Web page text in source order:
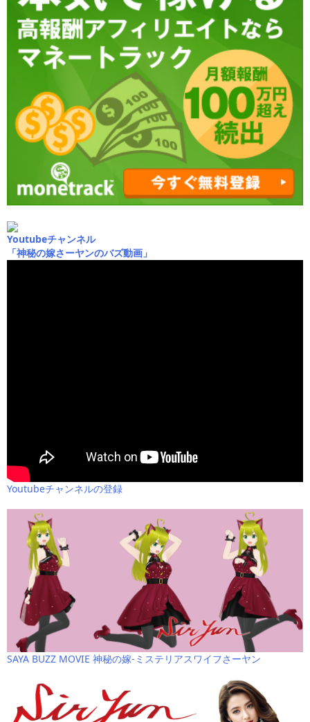
Youtubeチャンネル
「神秘の嫁さーヤンのバズ動画」
Youtubeチャンネルの登録
SAYA BUZZ MOVIE 神秘の嫁-ミステリアスワイフさーヤン